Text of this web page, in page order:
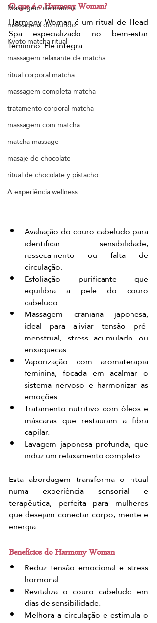
Massagem de matcha
massagens do mundo
Kyoto matcha ritual
massagem relaxante de matcha
ritual corporal matcha
massagem completa matcha
tratamento corporal matcha
massagem com matcha
matcha massage
masaje de chocolate
ritual de chocolate y pistacho
A experiência wellness
O que é o Harmony Woman?
Harmony Woman é um ritual de Head
Spa especializado no bem-estar
feminino. Ele integra:
Avaliação do couro cabeludo para
identificar sensibilidade,
ressecamento ou falta de
circulação.
Esfoliação purificante que
equilibra a pele do couro
cabeludo.
Massagem craniana japonesa,
ideal para aliviar tensão pré-
menstrual, stress acumulado ou
enxaquecas.
Vaporização com aromaterapia
feminina, focada em acalmar o
sistema nervoso e harmonizar as
emoções.
Tratamento nutritivo com óleos e
máscaras que restauram a fibra
capilar.
Lavagem japonesa profunda, que
induz um relaxamento completo.
Esta abordagem transforma o ritual
numa experiência sensorial e
terapêutica, perfeita para mulheres
que desejam conectar corpo, mente e
energia.
Benefícios do Harmony Woman
Reduz tensão emocional e stress
hormonal.
Revitaliza o couro cabeludo em
dias de sensibilidade.
Melhora a circulação e estimula o